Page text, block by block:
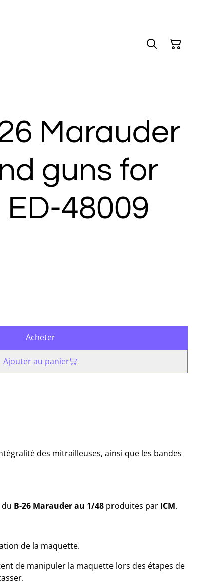
Marauder
guns for
ED-48009
Acheter
Ajouter au panier
des mitrailleuses, ainsi que les bandes
B-26 Marauder au 1/48 produites par ICM.
de la maquette.
de manipuler la maquette lors des étapes de